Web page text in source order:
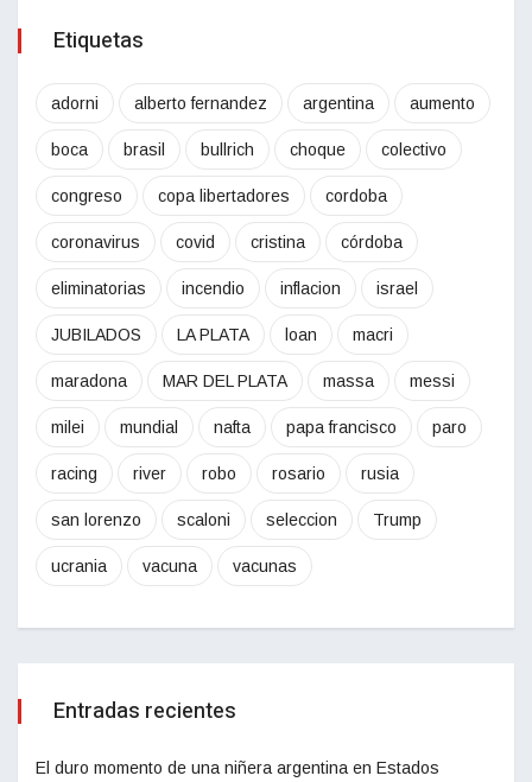
Etiquetas
adorni alberto fernandez argentina aumento
boca brasil bullrich choque colectivo
congreso copa libertadores cordoba
coronavirus covid cristina córdoba
eliminatorias incendio inflacion israel
JUBILADOS LA PLATA loan macri
maradona MAR DEL PLATA massa messi
milei mundial nafta papa francisco paro
racing river robo rosario rusia
san lorenzo scaloni seleccion Trump
ucrania vacuna vacunas
Entradas recientes
El duro momento de una niñera argentina en Estados